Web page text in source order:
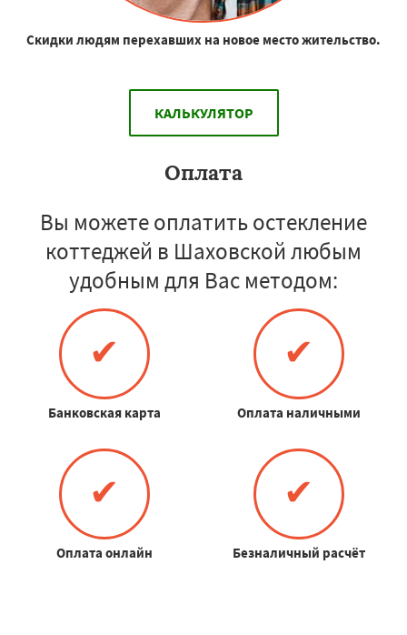
Скидки людям перехавших на новое место жительство.
КАЛЬКУЛЯТОР
Оплата
Вы можете оплатить остекление
коттеджей в Шаховской любым
удобным для Вас методом:
✔
Банковская карта
✔
Оплата наличными
✔
Оплата онлайн
✔
Безналичный расчёт